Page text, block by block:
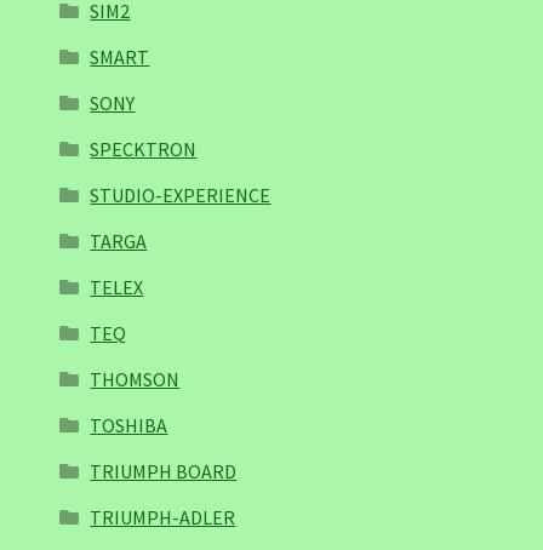
SIM2
SMART
SONY
SPECKTRON
STUDIO-EXPERIENCE
TARGA
TELEX
TEQ
THOMSON
TOSHIBA
TRIUMPH BOARD
TRIUMPH-ADLER